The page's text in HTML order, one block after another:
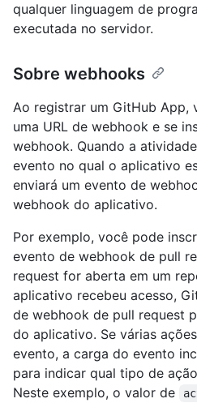
qualquer linguagem de
executada no servidor.
Sobre webhooks
Ao registrar um GitHub App,
uma URL de webhook e se
webhook. Quando a
evento no qual o aplicativo
enviará um evento de
webhook do aplicativo.
Por exemplo, você pode
evento de webhook de pull
request for aberta em um
aplicativo recebeu acesso,
de webhook de pull request
do aplicativo. Se várias
evento, a carga do evento
para indicar qual tipo de
Neste exemplo, o valor de